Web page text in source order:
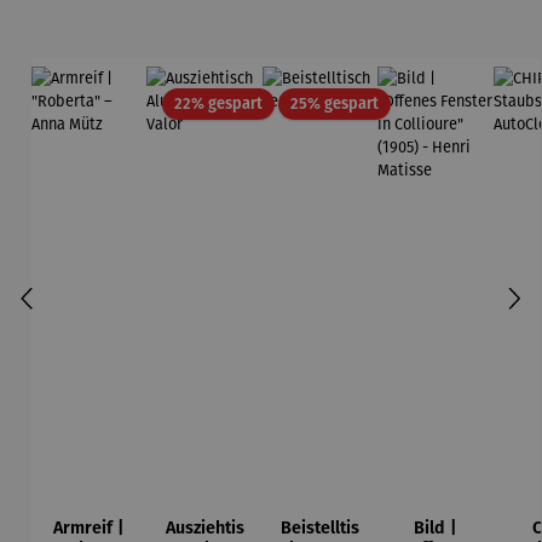
Armreif |
22% gespartRabatt
Ausziehtis
25% gespartRabatt
Beistelltis
Bild |